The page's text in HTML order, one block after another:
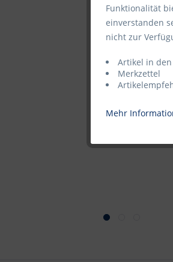
Funktionalität
einverstanden
nicht zur
Artikel in
Merkzettel
Mehr